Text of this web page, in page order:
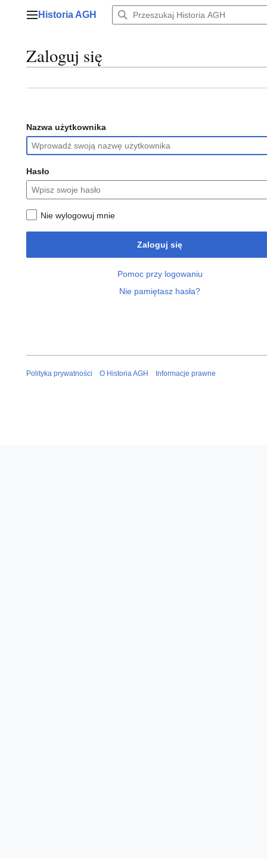
Menu główne
Historia AGH
Zaloguj się
Nazwa użytkownika
Hasło
Nie wylogowuj mnie
Zaloguj się
Pomoc przy logowaniu
Nie pamiętasz hasła?
Polityka prywatności O Historia AGH Informacje prawne